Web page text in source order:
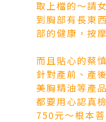
取上檔的～請
到胸部有長東
部的健康，按
而且貼心的蔡
針對產前、產
美胸精油等產
都要用心認真
750元～根本